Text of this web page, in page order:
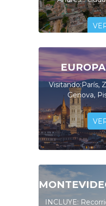
Visitando:París,
Genova,
INCLUYE: